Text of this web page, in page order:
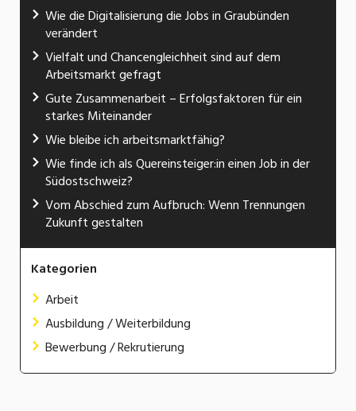
Wie die Digitalisierung die Jobs in Graubünden
verändert
Vielfalt und Chancengleichheit sind auf dem
Arbeitsmarkt gefragt
Gute Zusammenarbeit – Erfolgsfaktoren für ein
starkes Miteinander
Wie bleibe ich arbeitsmarktfähig?
Wie finde ich als Quereinsteiger:in einen Job in der
Südostschweiz?
Vom Abschied zum Aufbruch: Wenn Trennungen
Zukunft gestalten
Kategorien
Arbeit
Ausbildung / Weiterbildung
Bewerbung / Rekrutierung